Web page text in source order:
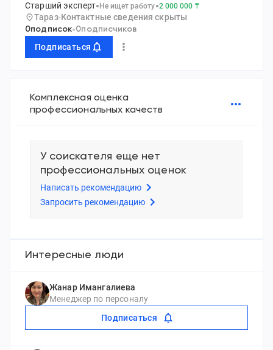
Старший эксперт Не ищет работу 2 000 000 ₸
Тараз Контактные сведения скрыты
0подписок 0подписчиков
Подписаться
Комплексная оценка
профессиональных качеств
У соискателя еще нет
профессиональных оценок
Написать рекомендацию
Запросить рекомендацию
Интересные люди
Жанар Имангалиева
Менеджер по персоналу
Подписаться